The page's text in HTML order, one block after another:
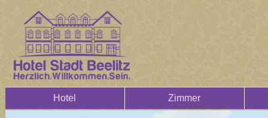
Hotel Zimmer